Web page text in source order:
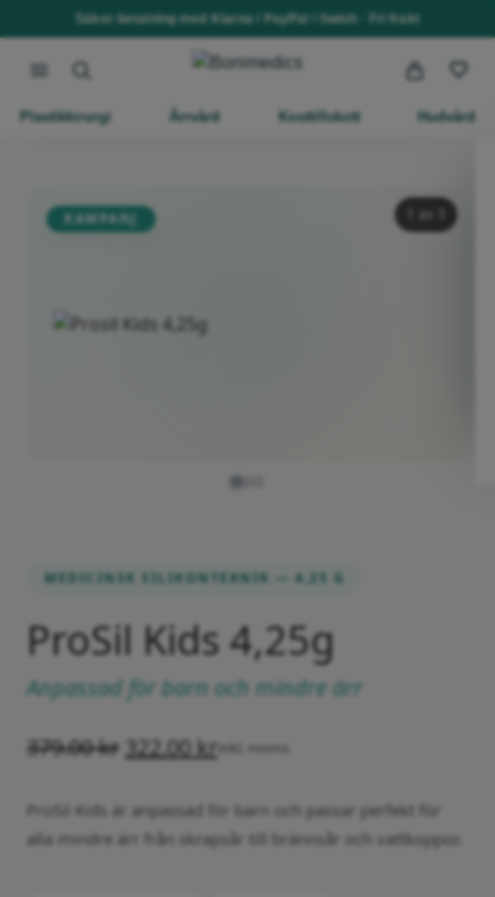
Säker betalning med Klarna / PayPal / Swish · Fri frakt
Plastikkirurgi Ärrvård Kosttillskott Hudvård
KAMPANJ av 3
MEDICINSK SILIKONTEKNIK — 4,25 G
ProSil Kids 4,25g
Anpassad för barn och mindre ärr
379.00kr 322.00kr inkl. moms
ProSil Kids är anpassad för barn och passar perfekt för
alla mindre ärr från skrapsår till brännsår och vattkoppor.